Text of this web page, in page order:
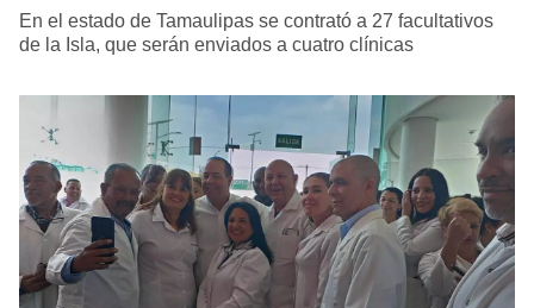
En el estado de Tamaulipas se contrató a 27 facultativos
de la Isla, que serán enviados a cuatro clínicas